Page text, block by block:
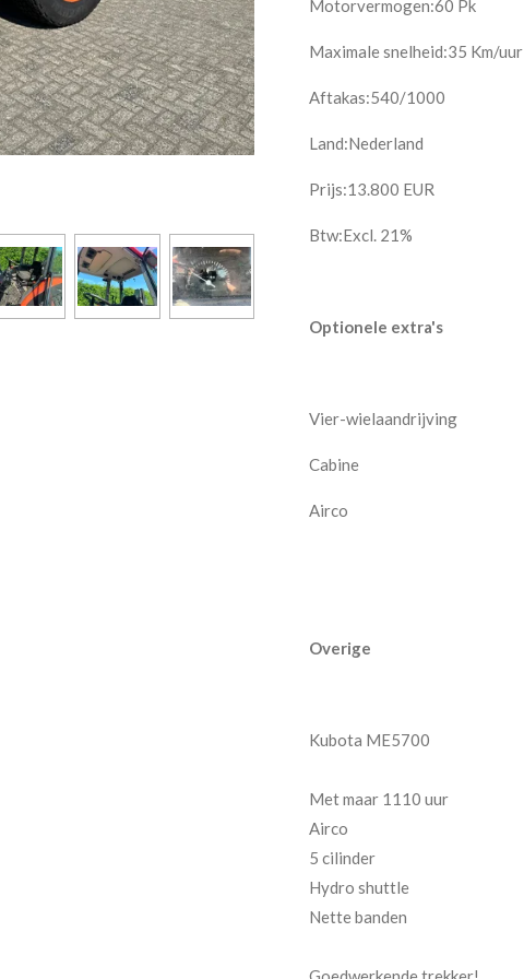
Motorvermogen:60 Pk
Maximale snelheid:35 Km/uur
Aftakas:540/1000
Land:Nederland
Prijs:13.800 EUR
Btw:Excl. 21%
Optionele extra's
Vier-wielaandrijving
Cabine
Airco
Overige
Kubota ME5700
Met maar 1110 uur
Airco
5 cilinder
Hydro shuttle
Nette banden